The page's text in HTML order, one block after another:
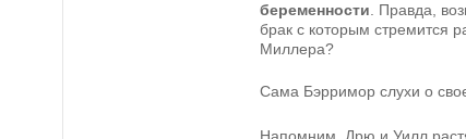
беременности . Правда,
брак с которым стремится
Миллера?
Сама Бэрримор слухи о